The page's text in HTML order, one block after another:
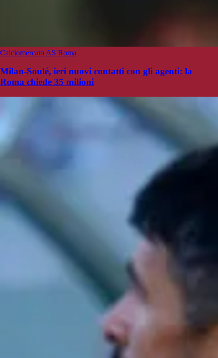
Calciomercato AS Roma
Milan-Soulé, ieri nuovi contatti con gli agenti: la
Roma chiede 35 milioni